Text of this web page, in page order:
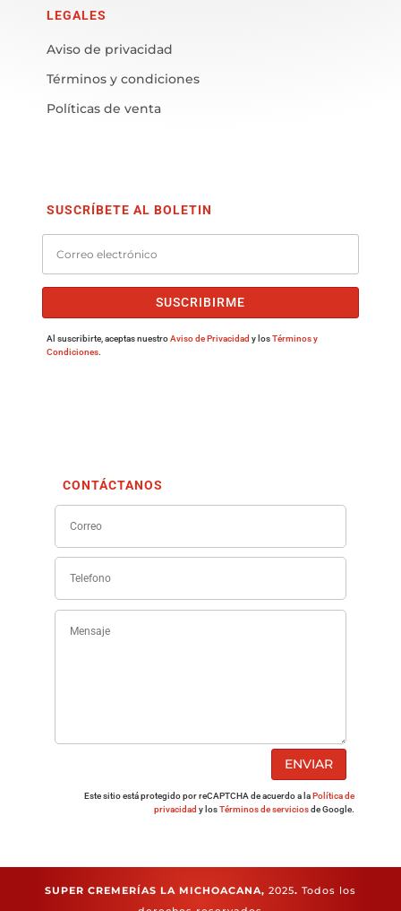
LEGALES
Aviso de privacidad
Términos y condiciones
Políticas de venta
SUSCRÍBETE AL BOLETIN
SUSCRIBIRME
Al suscribirte, aceptas nuestroAviso de Privacidad y losTérminos y
Condiciones.
CONTÁCTANOS
ENVIAR
Este sitio está protegido por reCAPTCHA de acuerdo a laPolítica de
privacidad y losTérminos de serviciosde Google.
SUPER CREMERÍAS LA MICHOACANA, 2025. Todos los